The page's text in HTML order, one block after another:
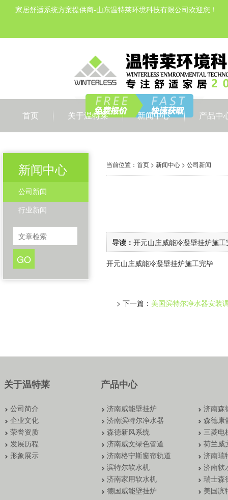
家居舒适系统方案提供商-山东温特莱环境科技有限公司欢迎您！
首页 关于温特莱 新闻中心 产品中
新闻中心
公司新闻
行业新闻
当前位置： 首页 > 新闻中心 > 公司新闻
导读： 开元山庄威能冷凝壁挂炉施工
开元山庄威能冷凝壁挂炉施工完毕
> 下一篇： 美国滨特尔净水器安装
关于温特莱
公司简介
企业文化
荣誉资质
发展历程
形象展示
产品中心
济南威能壁挂炉
济南森
济南滨特尔净水器
森德康
森德新风系统
三菱电
济南威文绿色管道
荷兰威
济南格宁斯窗帘轨道
济南瑞
滨特尔软水机
济南软
济南家用软水机
瑞士森
德国威能壁挂炉
美国滨